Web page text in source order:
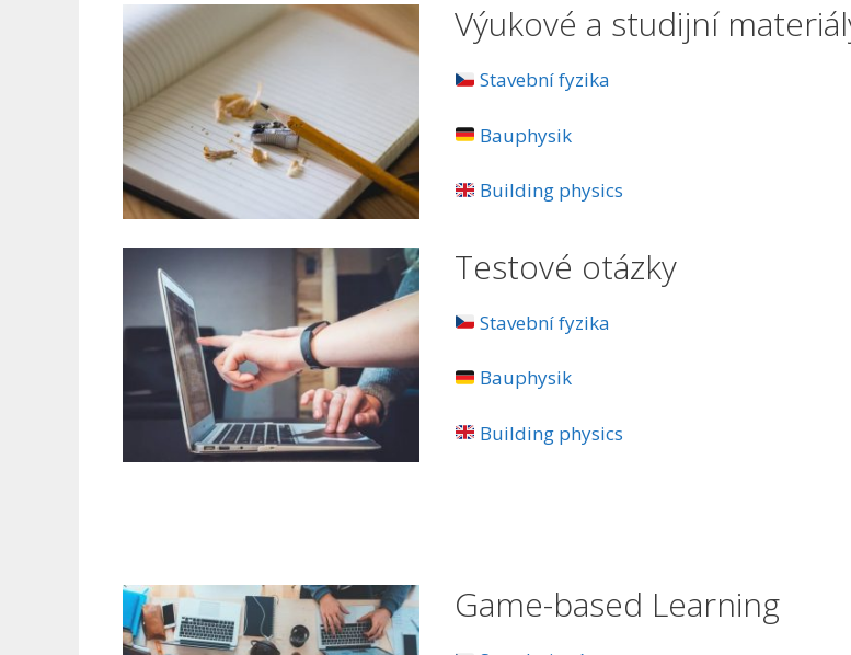
Výukové a studijní
Stavební fyzika
Bauphysik
Building physics
Testové otázky
Stavební fyzika
Bauphysik
Building physics
Game-based Learning